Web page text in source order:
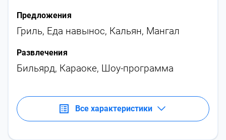
Предложения
Гриль, Еда навынос, Кальян, Мангал
Развлечения
Бильярд, Караоке, Шоу-программа
Все характеристики